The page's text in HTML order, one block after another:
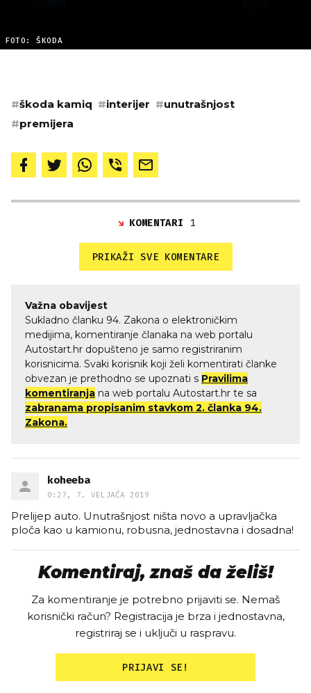
FOTO: ŠKODA
#škoda kamiq #interijer #unutrašnjost
#premijera
KOMENTARI 1
PRIKAŽI SVE KOMENTARE
Važna obavijest
Sukladno članku 94. Zakona o elektroničkim
medijima, komentiranje članaka na web portalu
Autostart.hr dopušteno je samo registriranim
korisnicima. Svaki korisnik koji želi komentirati članke
obvezan je prethodno se upoznati s Pravilima
komentiranja na web portalu Autostart.hr te sa
zabranama propisanim stavkom 2. članka 94.
Zakona.
koheeba
0:27, 7. VELJAČA 2019
Prelijep auto. Unutrašnjost ništa novo a upravljačka
ploča kao u kamionu, robusna, jednostavna i dosadna!
Komentiraj, znaš da želiš!
Za komentiranje je potrebno prijaviti se. Nemaš
korisnički račun? Registracija je brza i jednostavna,
registriraj se i uključi u raspravu.
PRIJAVI SE!